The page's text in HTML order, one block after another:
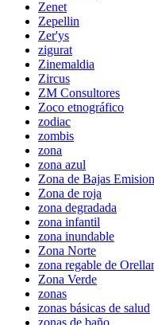
Zenet
Zepellin
Zer'ys
zigurat
Zinemaldia
Zircus
ZM Consultores
Zoco etnográfico
zodiac
zombis
zona
zona azul
Zona de Bajas
Zona de roja
zona degradada
zona infantil
zona inundable
Zona Norte
zona regable de
Zona Verde
zonas
zonas básicas de salud
zonas de baño